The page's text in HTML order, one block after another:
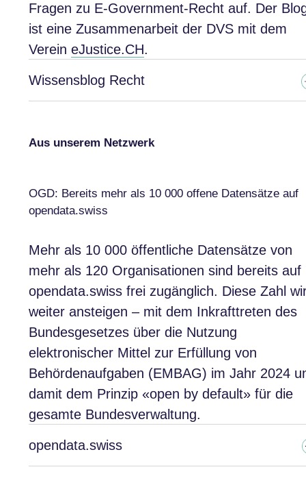
Fragen zu E-Government-Recht auf. Der
ist eine Zusammenarbeit der DVS mit dem
Verein eJustice.CH.
Wissensblog Recht
Aus unserem Netzwerk
OGD: Bereits mehr als 10 000 offene Datensätze auf
opendata.swiss
Mehr als 10 000 öffentliche Datensätze von
mehr als 120 Organisationen sind bereits auf
opendata.swiss frei zugänglich. Diese Zahl
weiter ansteigen – mit dem Inkrafttreten des
Bundesgesetzes über die Nutzung
elektronischer Mittel zur Erfüllung von
Behördenaufgaben (EMBAG) im Jahr 2024
damit dem Prinzip «open by default» für die
gesamte Bundesverwaltung.
opendata.swiss